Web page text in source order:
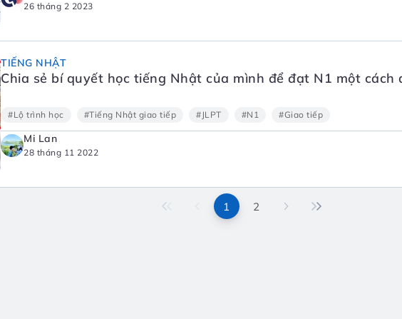
26 tháng 2 2023
TIẾNG NHẬT
Chia sẻ bí quyết học tiếng Nhật của mình để đạt N1 một cách
#Lộ trình học #Tiếng Nhật giao tiếp #JLPT #N1 #Giao tiếp
Mi Lan
28 tháng 11 2022
1 2